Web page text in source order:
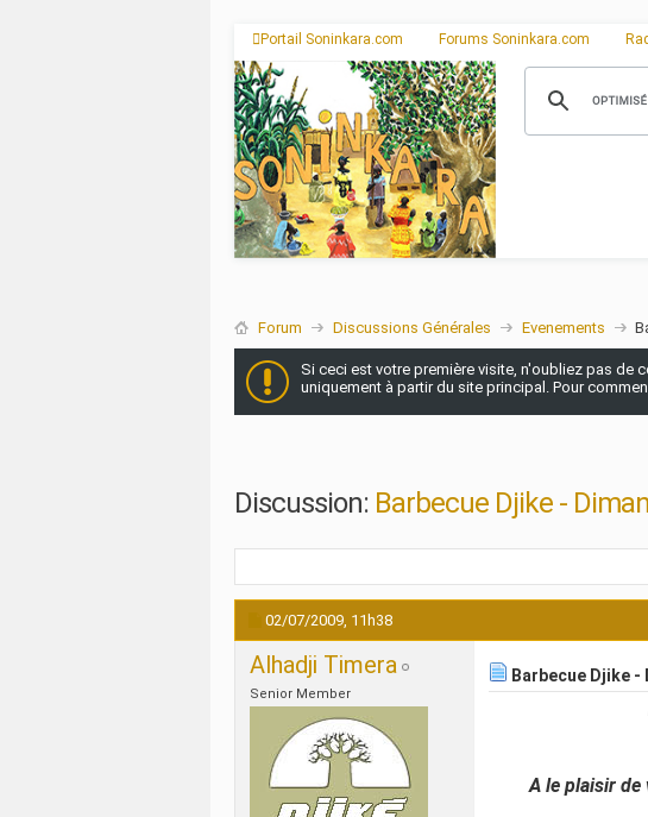
Portail Soninkara.com Forums Soninkara.com
Forum Discussions Générales Evenements
Si ceci est votre première visite, n'oubliez pas de
uniquement à partir du site principal. Pour
Discussion: Barbecue Djike -
02/07/2009, 11h38
Alhadji Timera
Senior Member
Barbecue Djike
A le plaisir de